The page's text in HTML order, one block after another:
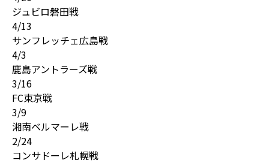
ジュビロ磐田戦
4/13
サンフレッチェ広島戦
4/3
鹿島アントラーズ戦
3/16
FC東京戦
3/9
湘南ベルマーレ戦
2/24
コンサドーレ札幌戦